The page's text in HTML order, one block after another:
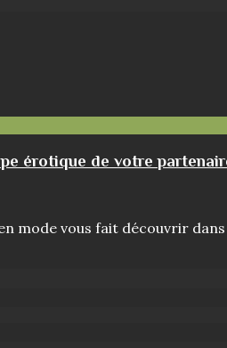
érotique de votre
mode vous fait découvrir